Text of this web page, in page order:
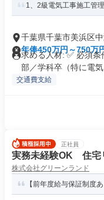
1、2級電気工事施工管
千葉県千葉市美浜区
年俸450万円～750万
求める人材: ✅ 必須
部／学科卒（特に電気
交通費支給
正社員
実務未経験OK 住宅
株式会社グリーンランド
【前年度給与保証制度